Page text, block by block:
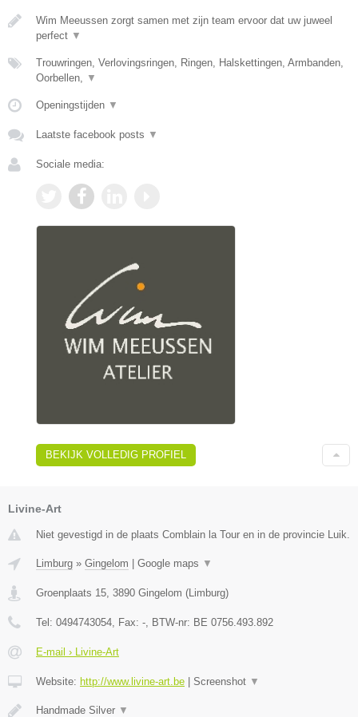
Wim Meeussen zorgt samen met zijn team ervoor dat uw juweel
perfect ▼
Trouwringen, Verlovingsringen, Ringen, Halskettingen, Armbanden,
Oorbellen,
▼
Openingstijden ▼
Laatste facebook posts ▼
Sociale media:
BEKIJK VOLLEDIG PROFIEL
Livine-Art
Niet gevestigd in de plaats Comblain la Tour en in de provincie Luik.
Limburg » Gingelom Google maps ▼
Groenplaats 15 3890 Gingelom ( Limburg)
Tel: 0494743054 , Fax: - , BTW-nr: BE 0756.493.892
E-mail › Livine-Art
Website: http://www.livine-art.be Screenshot ▼
Handmade Silver ▼